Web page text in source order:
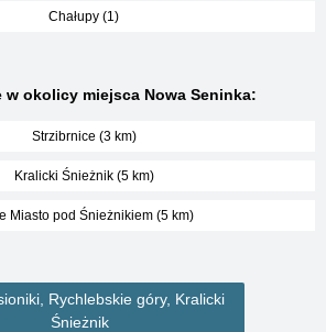
Chałupy (1)
w okolicy miejsca Nowa Seninka:
Strzibrnice (3 km)
Kralicki Śnieżnik (5 km)
Miasto pod Śnieżnikiem (5 km)
Rychlebskie góry, Kralicki
Śnieżnik